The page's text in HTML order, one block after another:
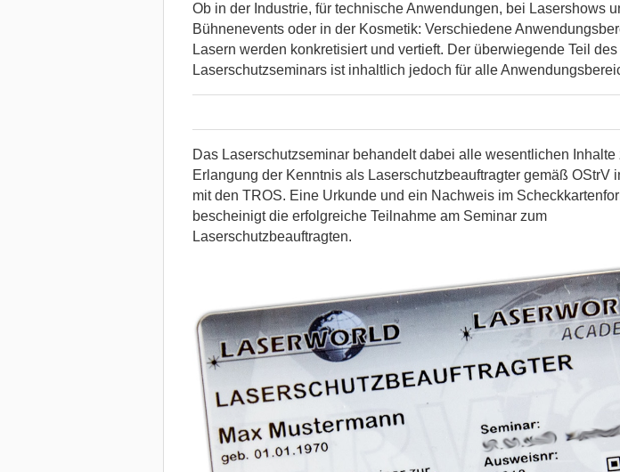
Ob in der Industrie, für technische Anwendungen, bei Lasershows
Bühnenevents oder in der Kosmetik: Verschiedene
Lasern werden konkretisiert und vertieft. Der überwiegende Teil des
Laserschutzseminars ist inhaltlich jedoch für alle
Das Laserschutzseminar behandelt dabei alle wesentlichen Inhalte
Erlangung der Kenntnis als Laserschutzbeauftragter gemäß OStrV
mit den TROS. Eine Urkunde und ein Nachweis im
bescheinigt die erfolgreiche Teilnahme am Seminar zum
Laserschutzbeauftragten.